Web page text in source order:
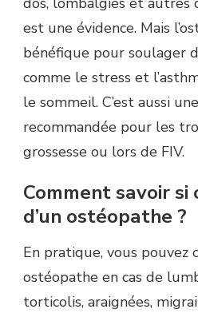
est une évidence. Mais
bénéfique pour soulager
comme le stress et
le sommeil. C’est aussi
recommandée pour les
grossesse ou lors de FIV.
Comment savoir si
d’un ostéopathe ?
En pratique, vous pouvez
ostéopathe en cas de
torticolis, araignées,